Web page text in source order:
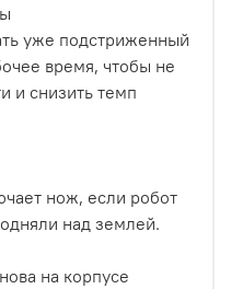
уже подстриженный
время, чтобы не
и снизить темп
нож, если робот
над землей.
на корпусе